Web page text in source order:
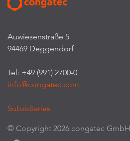
Auwiesenstraße 5
94469 Deggendorf
Tel: +49 (991) 2700-0
info@congatec.com
Subsidiaries
© Copyright 2026 congatec GmbH